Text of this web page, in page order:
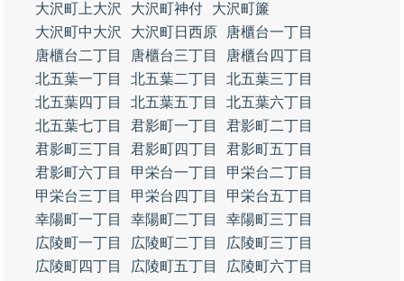
大沢町上大沢
大沢町神付
大沢町簾
大沢町中大沢
大沢町日西原
唐櫃台一丁目
唐櫃台二丁目
唐櫃台三丁目
唐櫃台四丁目
北五葉一丁目
北五葉二丁目
北五葉三丁目
北五葉四丁目
北五葉五丁目
北五葉六丁目
北五葉七丁目
君影町一丁目
君影町二丁目
君影町三丁目
君影町四丁目
君影町五丁目
君影町六丁目
甲栄台一丁目
甲栄台二丁目
甲栄台三丁目
甲栄台四丁目
甲栄台五丁目
幸陽町一丁目
幸陽町二丁目
幸陽町三丁目
広陵町一丁目
広陵町二丁目
広陵町三丁目
広陵町四丁目
広陵町五丁目
広陵町六丁目